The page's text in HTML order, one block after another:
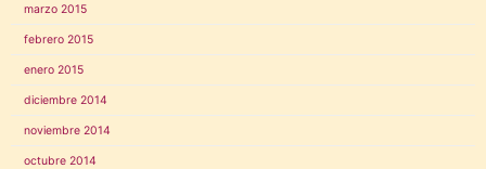
marzo 2015
febrero 2015
enero 2015
diciembre 2014
noviembre 2014
octubre 2014